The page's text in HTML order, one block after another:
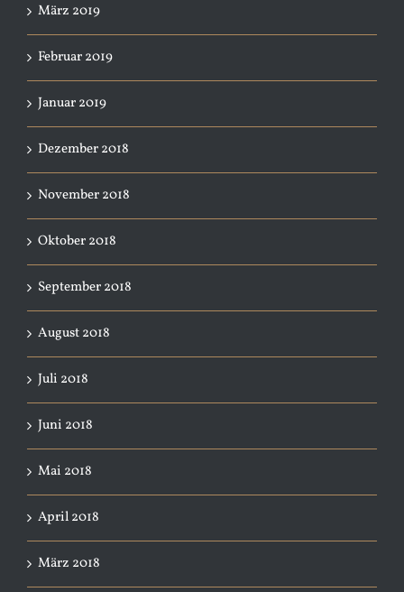
März 2019
Februar 2019
Januar 2019
Dezember 2018
November 2018
Oktober 2018
September 2018
August 2018
Juli 2018
Juni 2018
Mai 2018
April 2018
März 2018